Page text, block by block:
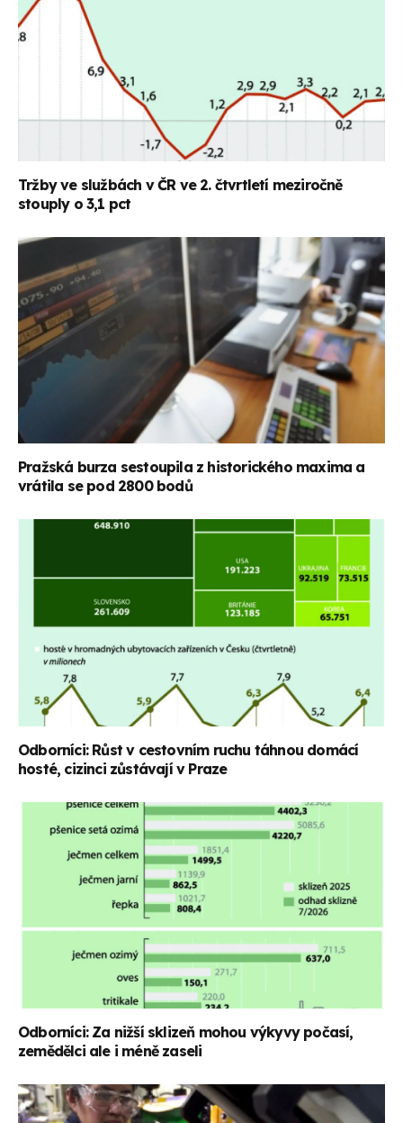
Tržby ve službách v ČR ve 2. čtvrtletí meziročně
stouply o 3,1 pct
Pražská burza sestoupila z historického maxima a
vrátila se pod 2800 bodů
Odborníci: Růst v cestovním ruchu táhnou domácí
hosté, cizinci zůstávají v Praze
Odborníci: Za nižší sklizeň mohou výkyvy počasí,
zemědělci ale i méně zaseli